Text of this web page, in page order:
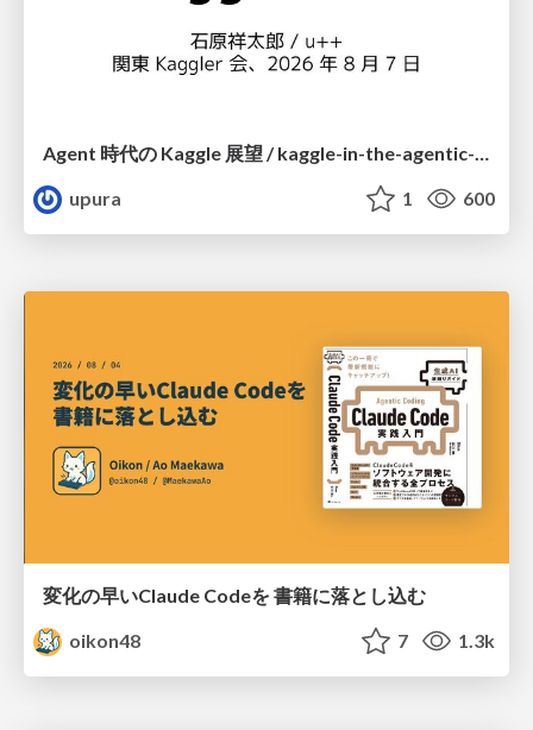
Agent 時代の Kaggle 展望 / kaggle-in-the-agentic-era
upura
1 600
変化の早いClaude Codeを 書籍に落とし込む
oikon48
7 1.3k